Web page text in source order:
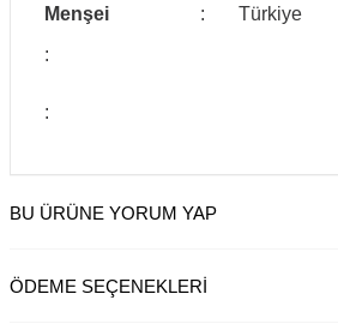
Menşei :
Türkiye
:
:
BU ÜRÜNE YORUM YAP
ÖDEME SEÇENEKLERI